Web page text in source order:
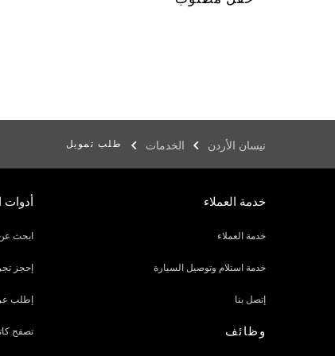
نيسان الأردن الخدمات طلب تمويل
خدمة العملاء
خدمة العملاء
خدمة استلام وتوصيل السيارة
إتصل بنا
وظائف
أدوات
ابحث
إحجز
إطلب
تصفح